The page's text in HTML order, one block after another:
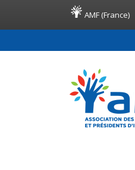
AMF (France)